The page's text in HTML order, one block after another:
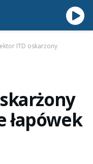
ITD oskarżony
łapówek